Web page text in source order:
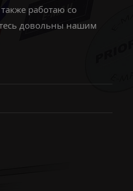
работаю со
довольны нашим